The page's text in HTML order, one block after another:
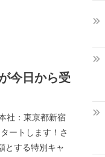
今日から受
社：東京都新宿
ートします！さ
とする特別キャ